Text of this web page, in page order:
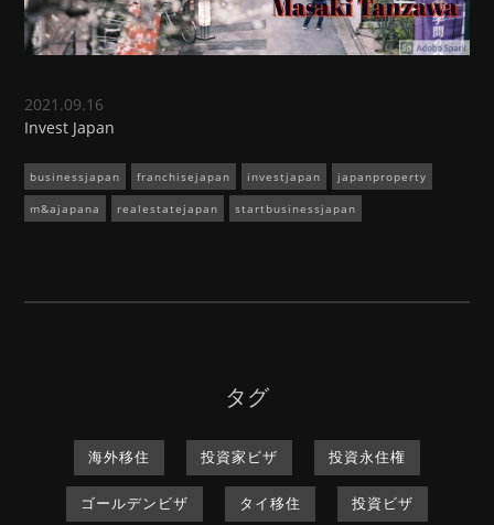
2021.09.16
Invest Japan
businessjapan franchisejapan investjapan japanproperty
m&ajapana realestatejapan startbusinessjapan
タグ
海外移住 投資家ビザ 投資永住権
ゴールデンビザ タイ移住 投資ビザ